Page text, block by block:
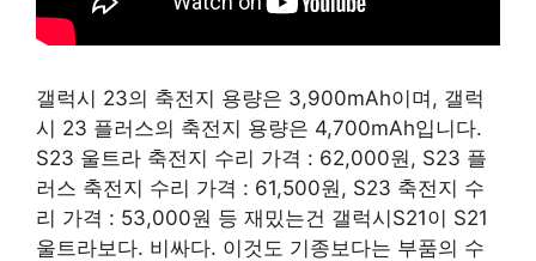
갤럭시 23의 축전지 용량은 3,900mAh이며, 갤럭
시 23 플러스의 축전지 용량은 4,700mAh입니다.
S23 울트라 축전지 수리 가격 : 62,000원, S23 플
러스 축전지 수리 가격 : 61,500원, S23 축전지 수
리 가격 : 53,000원 등 재밌는건 갤럭시S21이 S21
울트라보다. 비싸다. 이것도 기종보다는 부품의 수